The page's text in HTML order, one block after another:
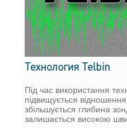
Технология Telbin
Під час використання
підвищується
збільшується глибина
залишається високою